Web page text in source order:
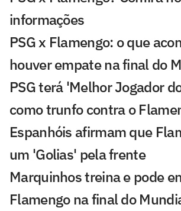
informações
PSG x Flamengo: o que
houver empate na final do
PSG terá 'Melhor Jogador
como trunfo contra o
Espanhóis afirmam que
um 'Golias' pela frente
Marquinhos treina e pode
Flamengo na final do